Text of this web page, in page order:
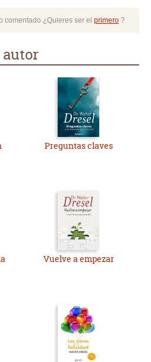
comentado ¿Quieres ser el primero?
Preguntas claves
Vuelve a empezar